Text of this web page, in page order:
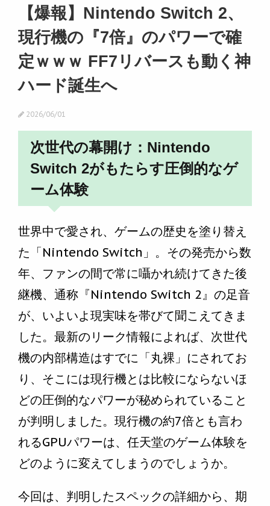
【爆報】Nintendo Switch 2、
現行機の『7倍』のパワーで確
定ｗｗｗ FF7リバースも動く神
ハード誕生へ
2026/06/01
次世代の幕開け：Nintendo
Switch 2がもたらす圧倒的なゲ
ーム体験
世界中で愛され、ゲームの歴史を塗り替え
た「Nintendo Switch」。その発売から数
年、ファンの間で常に囁かれ続けてきた後
継機、通称『Nintendo Switch 2』の足音
が、いよいよ現実味を帯びて聞こえてきま
した。最新のリーク情報によれば、次世代
機の内部構造はすでに「丸裸」にされてお
り、そこには現行機とは比較にならないほ
どの圧倒的なパワーが秘められていること
が判明しました。現行機の約7倍とも言わ
れるGPUパワーは、任天堂のゲーム体験を
どのように変えてしまうのでしょうか。
今回は、判明したスペックの詳細から、期